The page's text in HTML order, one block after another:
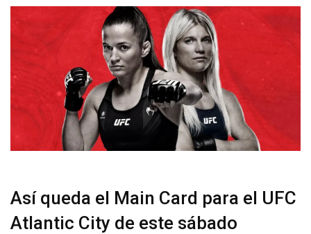
Así queda el Main Card para el UFC
Atlantic City de este sábado